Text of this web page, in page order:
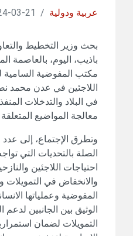
عربية ودولية /
21-03-2024
بحث وزير التخطيط
باذيب، اليوم، بالعاصمة
مكتب المفوضية السامية
اللاجئين في عدن محمد
في البلاد والتدخلات
معالجة المواضيع
وتطرق الإجتماع، إلى
الصلة بالتحديات التي
احتياجات اللاجئين
والانخفاض في التمويلات
المفوضية وعملياتها
الوثيق بين الجانبين لدعم
التمويلات لضمان